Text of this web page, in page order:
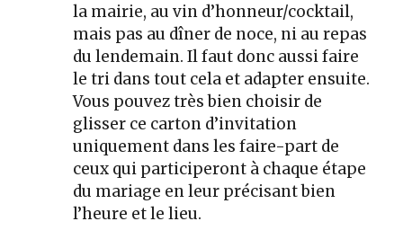
la mairie, au vin d’honneur/cocktail,
mais pas au dîner de noce, ni au repas
du lendemain. Il faut donc aussi faire
le tri dans tout cela et adapter ensuite.
Vous pouvez très bien choisir de
glisser ce carton d’invitation
uniquement dans les faire-part de
ceux qui participeront à chaque étape
du mariage en leur précisant bien
l’heure et le lieu.